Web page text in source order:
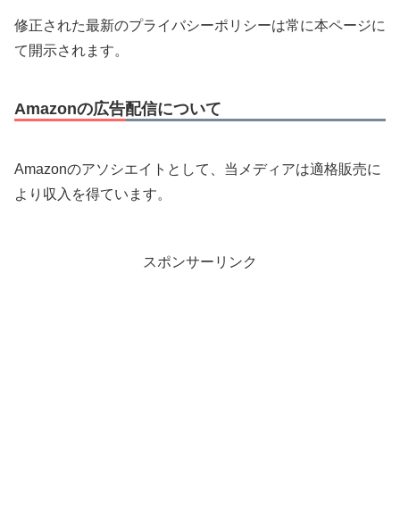
修正された最新のプライバシーポリシーは常に本ページに
て開示されます。
Amazonの広告配信について
Amazonのアソシエイトとして、当メディアは適格販売に
より収入を得ています。
スポンサーリンク